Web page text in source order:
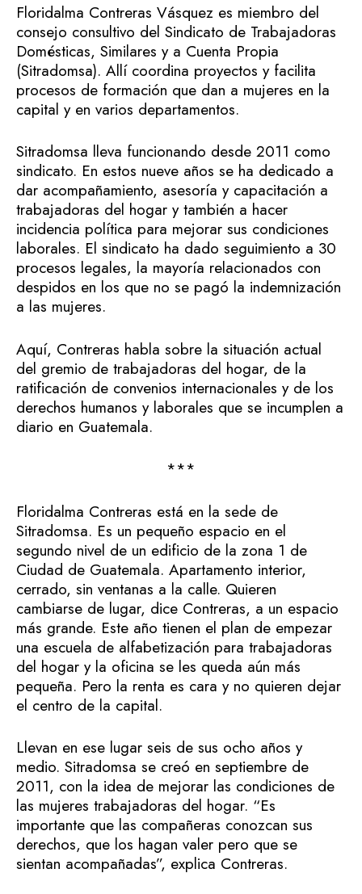
Floridalma Contreras Vásquez es miembro del
consejo consultivo del Sindicato de Trabajadoras
Domésticas, Similares y a Cuenta Propia
(Sitradomsa). Allí coordina proyectos y facilita
procesos de formación que dan a mujeres en la
capital y en varios departamentos.
Sitradomsa lleva funcionando desde 2011 como
sindicato. En estos nueve años se ha dedicado a
dar acompañamiento, asesoría y capacitación a
trabajadoras del hogar y también a hacer
incidencia política para mejorar sus condiciones
laborales. El sindicato ha dado seguimiento a 30
procesos legales, la mayoría relacionados con
despidos en los que no se pagó la indemnización
a las mujeres.
Aquí, Contreras habla sobre la situación actual
del gremio de trabajadoras del hogar, de la
ratificación de convenios internacionales y de los
derechos humanos y laborales que se incumplen a
diario en Guatemala.
***
Floridalma Contreras está en la sede de
Sitradomsa. Es un pequeño espacio en el
segundo nivel de un edificio de la zona 1 de
Ciudad de Guatemala. Apartamento interior,
cerrado, sin ventanas a la calle. Quieren
cambiarse de lugar, dice Contreras, a un espacio
más grande. Este año tienen el plan de empezar
una escuela de alfabetización para trabajadoras
del hogar y la oficina se les queda aún más
pequeña. Pero la renta es cara y no quieren dejar
el centro de la capital.
Llevan en ese lugar seis de sus ocho años y
medio. Sitradomsa se creó en septiembre de
2011, con la idea de mejorar las condiciones de
las mujeres trabajadoras del hogar. “Es
importante que las compañeras conozcan sus
derechos, que los hagan valer pero que se
sientan acompañadas”, explica Contreras.